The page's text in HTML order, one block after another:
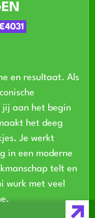
en resultaat. Als
jij aan het begin
het deeg
Je werkt
in een moderne
telt en
wurk met veel